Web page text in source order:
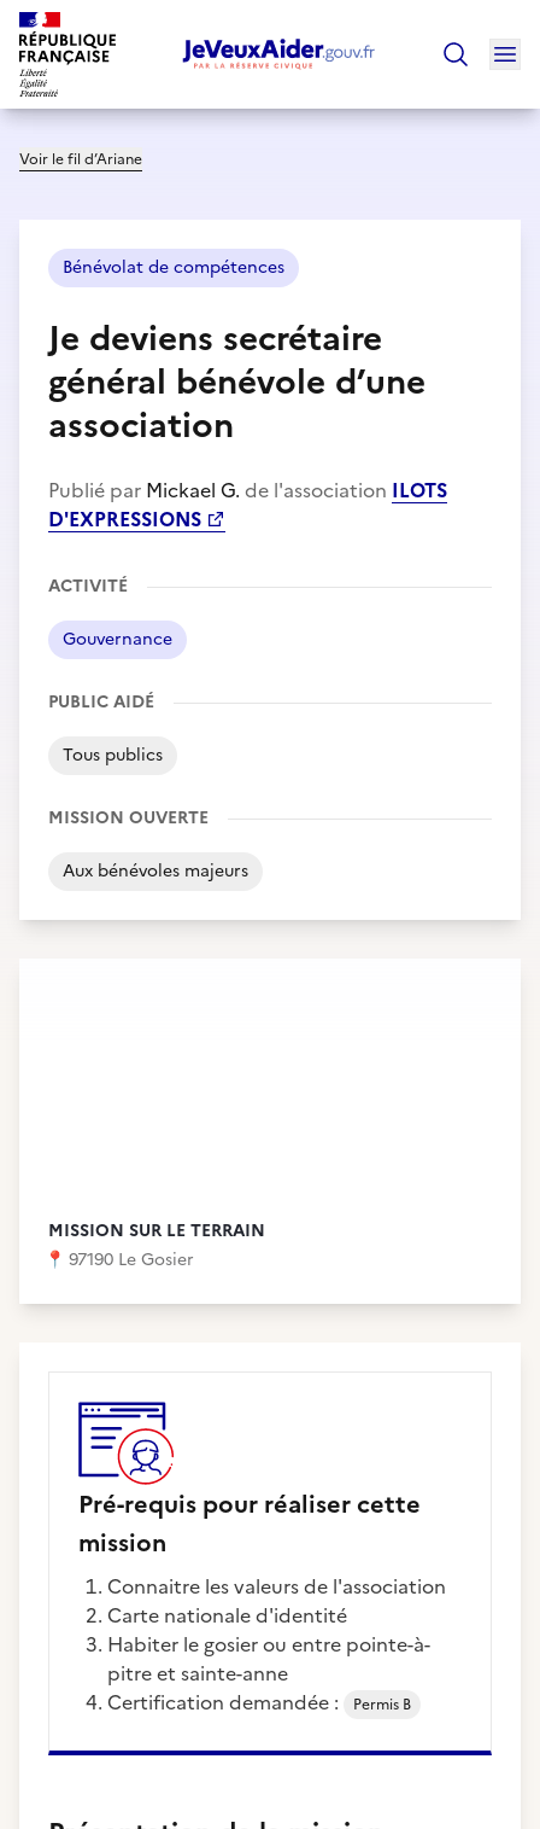
Voir le fil d’Ariane
Bénévolat de compétences
Je deviens secrétaire
général bénévole d’une
association
Publié par Mickael G. de l'association ILOTS
D'EXPRESSIONS
ACTIVITÉ
Gouvernance
PUBLIC AIDÉ
Tous publics
MISSION OUVERTE
Aux bénévoles majeurs
MISSION SUR LE TERRAIN
📍 97190 Le Gosier
Pré-requis pour réaliser cette
mission
Connaitre les valeurs de l'association
carte nationale d'identité
habiter le gosier ou entre pointe-à-
pitre et sainte-anne
Certification demandée :
Permis B